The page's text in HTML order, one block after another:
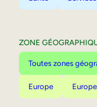
ZONE
Toutes zones
Europe